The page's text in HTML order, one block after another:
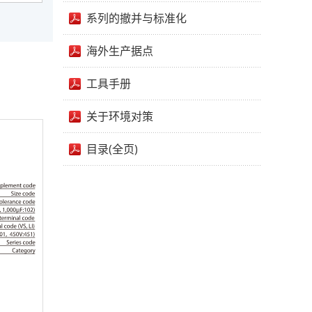
系列的撤并与标准化
海外生产据点
工具手册
关于环境对策
目录(全页)